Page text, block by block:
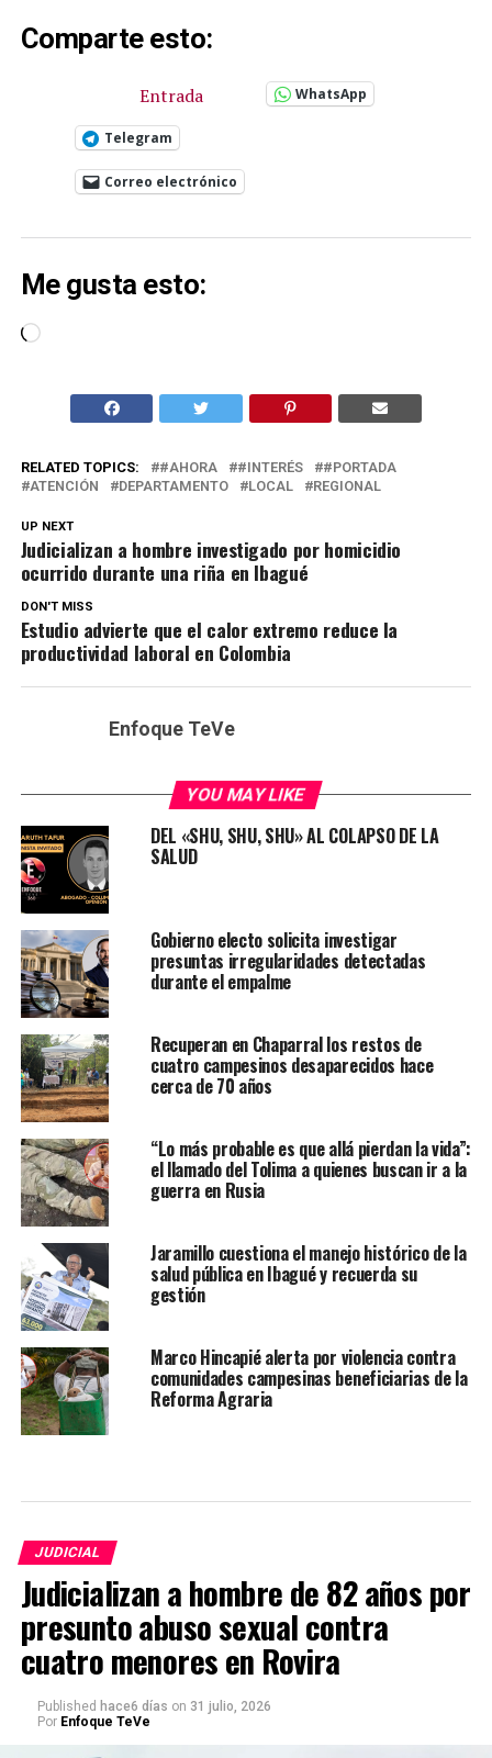
Comparte esto:
Entrada WhatsApp
Telegram
Correo electrónico
Me gusta esto:
Cargando...
RELATED TOPICS: #AHORA #INTERÉS
#PORTADA
ATENCIÓN
DEPARTAMENTO LOCAL REGIONAL
UP NEXT
Judicializan a hombre investigado por homicidio
ocurrido durante una riña en Ibagué
DON'T MISS
Estudio advierte que el calor extremo reduce la
productividad laboral en Colombia
Enfoque TeVe
YOU MAY LIKE
DEL «SHU, SHU, SHU» AL COLAPSO DE LA
SALUD
Gobierno electo solicita investigar
presuntas irregularidades detectadas
durante el empalme
Recuperan en Chaparral los restos de
cuatro campesinos desaparecidos hace
cerca de 70 años
“Lo más probable es que allá pierdan la vida”:
el llamado del Tolima a quienes buscan ir a la
guerra en Rusia
Jaramillo cuestiona el manejo histórico de la
salud pública en Ibagué y recuerda su
gestión
Marco Hincapié alerta por violencia contra
comunidades campesinas beneficiarias de la
Reforma Agraria
JUDICIAL
Judicializan a hombre de 82 años por
presunto abuso sexual contra
cuatro menores en Rovira
Published hace6 días on 31 julio, 2026
Por Enfoque TeVe